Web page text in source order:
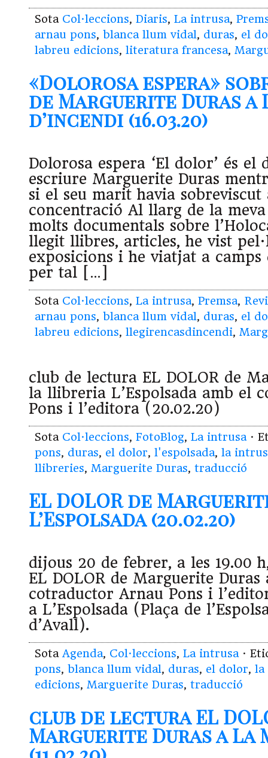
Sota Col·leccions, Diaris, La intrusa,
arnau pons, blanca llum vidal, duras, el
labreu edicions, literatura francesa,
«Dolorosa espera»
de Marguerite Duras a
d’incendi (16.03.20)
Dolorosa espera ‘El dolor’ és el
escriure Marguerite Duras
si el seu marit havia sobreviscut
concentració Al llarg de la
molts documentals sobre
llegit llibres, articles, he vist
exposicions i he viatjat a camps
per tal […]
Sota Col·leccions, La intrusa, Premsa,
arnau pons, blanca llum vidal, duras, el
labreu edicions, llegirencasdincendi,
club de lectura EL DOLOR de
la llibreria L’Espolsada amb el
Pons i l’editora (20.02.20)
Sota Col·leccions, FotoBlog, La intrusa ·
pons, duras, el dolor, l'espolsada, la
llibreries, Marguerite Duras, traducció
EL DOLOR de
L’Espolsada (20.02.20)
dijous 20 de febrer, a les 19.00
EL DOLOR de Marguerite Duras
cotraductor Arnau Pons i
a L’Espolsada (Plaça de
d’Avall).
Sota Agenda, Col·leccions, La intrusa ·
pons, blanca llum vidal, duras, el dolor, la
edicions, Marguerite Duras, traducció
club de lectura EL
Marguerite Duras a La